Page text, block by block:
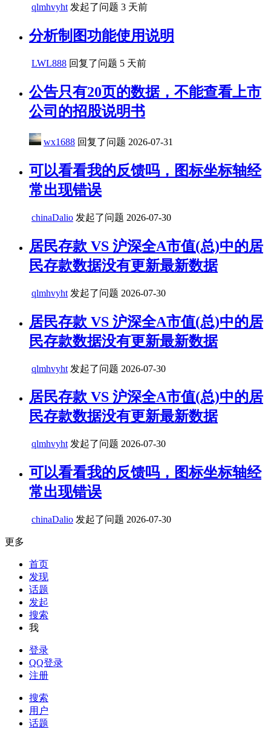
qlmhvyht发起了问题 3 天前
分析制图功能使用说明
LWL888 回复了问题 5 天前
公告只有20页的数据，不能查看上市
公司的招股说明书
wx1688 回复了问题 2026-07-31
可以看看我的反馈吗，图标坐标轴经
常出现错误
chinaDalio 发起了问题 2026-07-30
居民存款 VS 沪深全A市值(总)中的居
民存款数据没有更新最新数据
qlmhvyht 发起了问题 2026-07-30
居民存款 VS 沪深全A市值(总)中的居
民存款数据没有更新最新数据
qlmhvyht 发起了问题 2026-07-30
居民存款 VS 沪深全A市值(总)中的居
民存款数据没有更新最新数据
qlmhvyht 发起了问题 2026-07-30
可以看看我的反馈吗，图标坐标轴经
常出现错误
chinaDalio 发起了问题 2026-07-30
更多
首页
发现
话题
发起
搜索
我
登录
QQ登录
注册
搜索
用户
话题